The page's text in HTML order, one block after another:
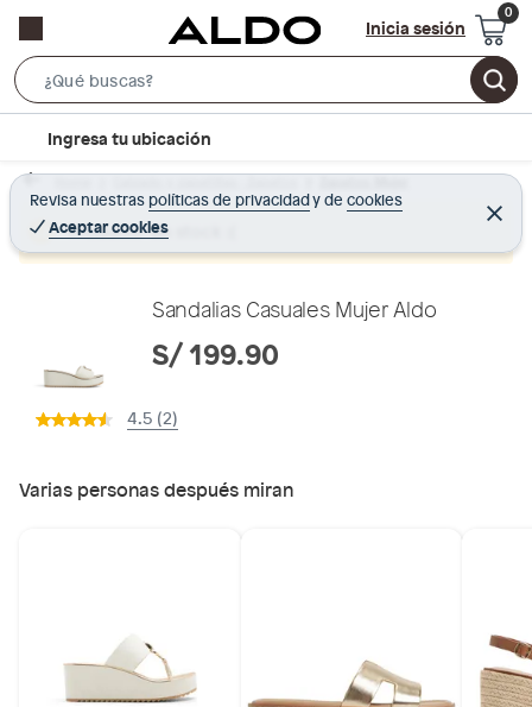
Inicia sesión
e
r
c
B
r
c
t
n
Ingresa tu ubicación
Revisa nuestras políticas de privacidadyde cookies
Aceptar cookies
C
e
r
Home Calzado y zapatillas - Zapatos Zapatos Mujer
Producto sin stock :(
Sandalias Casuales Mujer Aldo
S/ 199.90
4.5 (2)
Varias personas después miran